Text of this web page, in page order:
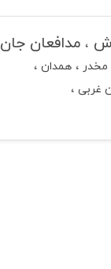
مدافعان جان
مخدر
همدان
غربی